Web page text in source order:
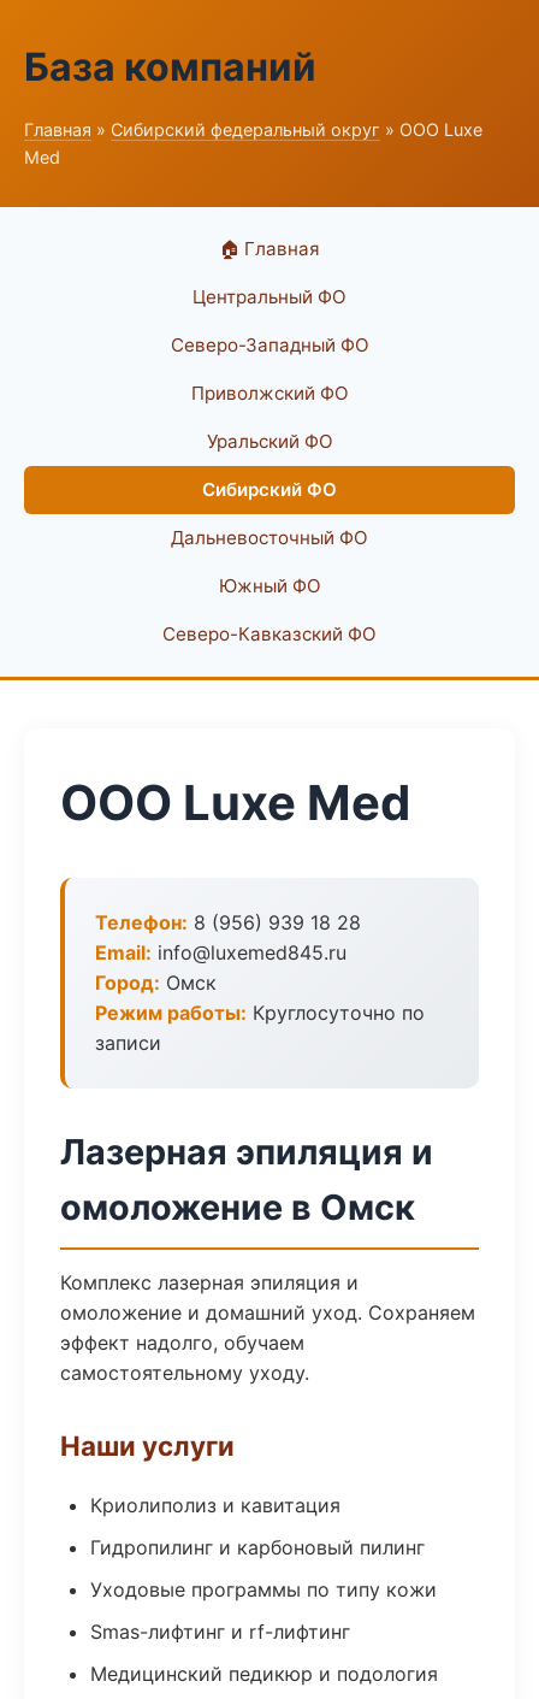
База компаний
Главная » Сибирский федеральный округ » ООО Luxe
Med
🏠 Главная
Центральный ФО
Северо-Западный ФО
Приволжский ФО
Уральский ФО
Сибирский ФО
Дальневосточный ФО
Южный ФО
Северо-Кавказский ФО
ООО Luxe Med
Телефон: 8 (956) 939 18 28
Email: info@luxemed845.ru
Город: Омск
Режим работы: Круглосуточно по
записи
Лазерная эпиляция и
омоложение в Омск
Комплекс лазерная эпиляция и
омоложение и домашний уход. Сохраняем
эффект надолго, обучаем
самостоятельному уходу.
Наши услуги
Криолиполиз и кавитация
Гидропилинг и карбоновый пилинг
Уходовые программы по типу кожи
Smas-лифтинг и rf-лифтинг
Медицинский педикюр и подология